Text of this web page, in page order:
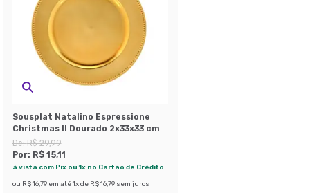
Sousplat Natalino Espressione
Christmas II Dourado 2x33x33 cm
De:R$ 29,99
Por: R$ 15,11
à vista com Pix ou 1x no Cartão de Crédito
ou R$ 16,79 em até 1x de R$ 16,79 sem juros